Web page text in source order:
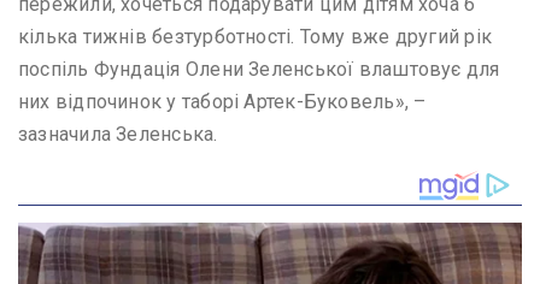
кілька тижнів безтурботності. Тому вже другий рік
поспіль Фундація Олени Зеленської влаштовує для
них відпочинок у таборі Артек-Буковель», –
зазначила Зеленська.